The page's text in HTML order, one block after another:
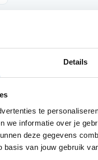
Details
te
we informatie over je
deze gegevens
van jouw gebruik
ingebouwd alarm en een
net zoals alle andere
Dankzij het ABUS 3D
alarm geactiveerd en
zit er in de Abus
tegen elke vorm
waarvan er